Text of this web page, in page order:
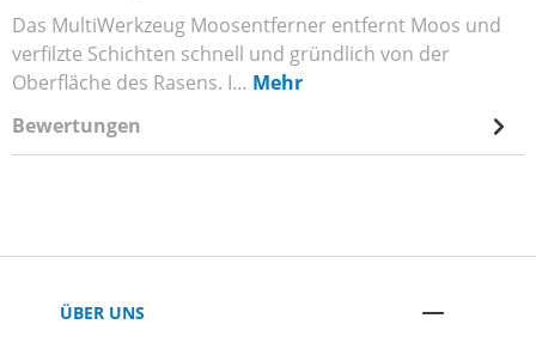
Das MultiWerkzeug Moosentferner entfernt Moos und
verfilzte Schichten schnell und gründlich von der
Oberfläche des Rasens. I… Mehr
Bewertungen
ÜBER UNS